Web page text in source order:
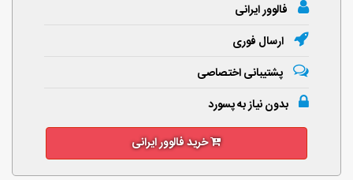
فالوور ایرانی
ارسال فوری
پشتیبانی اختصاصی
بدون نیاز به پسورد
خرید فالوور ایرانی